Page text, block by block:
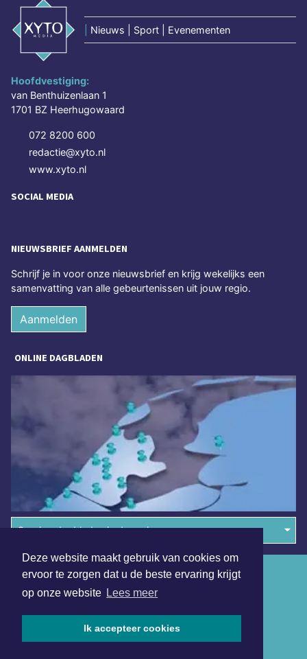
Deze website maakt gebruik van cookies om
ervoor te zorgen dat u de beste ervaring krijgt
op onze website Lees meer
Ik accepteer cookies
Nieuws | Sport | Evenementen
Hoofdvestiging:
van Benthuizenlaan 1
1701 BZ Heerhugowaard
072 8200 600
redactie@xyto.nl
www.xyto.nl
SOCIAL MEDIA
NIEUWSBRIEF AANMELDEN
Schrijf je in voor onze nieuwsbrief en krijg wekelijks een
samenvatting van alle gebeurtenissen uit jouw regio.
Aanmelden
ONLINE DAGBLADEN
Overige dagbladen in de regio
Algemene voorwaarden
Disclaimer